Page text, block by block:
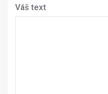
Váš text